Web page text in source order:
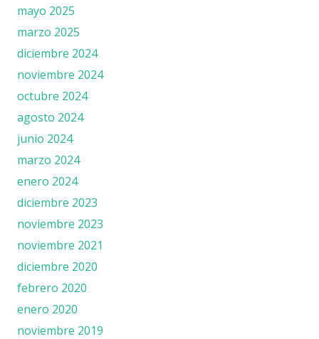
mayo 2025
marzo 2025
diciembre 2024
noviembre 2024
octubre 2024
agosto 2024
junio 2024
marzo 2024
enero 2024
diciembre 2023
noviembre 2023
noviembre 2021
diciembre 2020
febrero 2020
enero 2020
noviembre 2019